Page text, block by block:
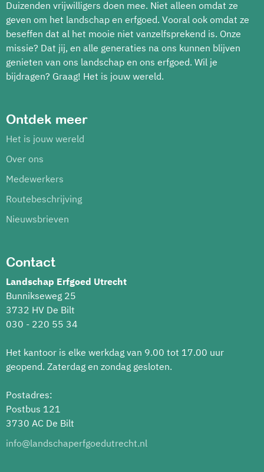
Duizenden vrijwilligers doen mee. Niet alleen omdat ze
geven om het landschap en erfgoed. Vooral ook omdat ze
beseffen dat al het mooie niet vanzelfsprekend is. Onze
missie? Dat jij, en alle generaties na ons kunnen blijven
genieten van ons landschap en ons erfgoed. Wil je
bijdragen? Graag! Het is jouw wereld.
Ontdek meer
Het is jouw wereld
Over ons
Medewerkers
Routebeschrijving
Nieuwsbrieven
Contact
Landschap Erfgoed Utrecht
Bunnikseweg 25
3732 HV De Bilt
030 - 220 55 34
Het kantoor is elke werkdag van 9.00 tot 17.00 uur
geopend. Zaterdag en zondag gesloten.
Postadres:
Postbus 121
3730 AC De Bilt
info@landschaperfgoedutrecht.nl